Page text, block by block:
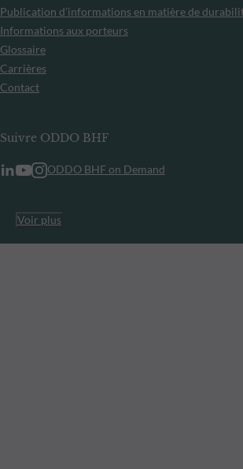
Publication d’informations en matière de
Informations aux porteurs
Glossaire
Carrières
Contact
Suivre ODDO BHF
ODDO BHF on Demand
Voir plus